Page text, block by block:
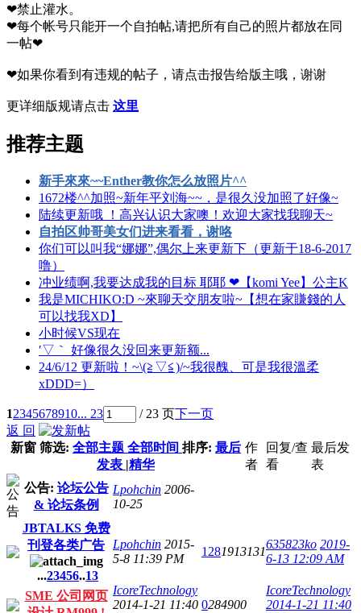
❤禁止灌水。
❤每个帐号只能开一个自拍帖,请把所有自己的照片都放在同
一帖❤
❤如果你看到有违规的帖子，请点击报告给版主哦，谢谢
更详细版规请点击 这里
推荐主题
新手來來~~Enther教你怎么放照片^^
1672楼^^加照~新年平刘海~~，是很久没加照了好像~
陆续更新哦 ！高兴认识大家噢！欢迎大家找我聊天~
自拍区帅哥美女们进来看看，谢咯
你们可以叫我“娜娜”,偶尔上来更新下（更新于18-6-2017
噜）
冲业绩啊,我要达成我的目标 耶耶 ❤【komi Yee】公主K
我是MICHIKO:D ~來聊天交朋友啦~【想在家賺錢的人
可以找我XD】
小时候VS现在
′▽｀ 好像很久没回来更新额...
24/6/12 更新啦！~\(≧▽≦)/~我很醜、可是我很溫柔
xDDD=）
12345678910... 23 / 23 页下一页
返 回
新窗 筛选: 全部主题 全部时间 排序: 最后
发表 |精华
作
者
回复/查
看
最后发
表
公告: 论坛公告
& 论坛条例
Lpohchin 2006-
10-25
JBTALKS 免费
刊登各类广告
...23456..13
Lpohchin 2015-
5-8 11:39 PM
1281913131
635823ko 2019-
6-13 12:09 AM
SME 公司网页 IcoreTechnology
2014-1-21 11:40 0284900
IcoreTechnology
2014-1-21 11:40